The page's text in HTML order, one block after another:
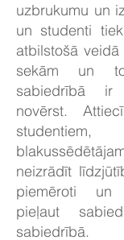
uzbrukumu un
un studenti
atbilstošā
sekām un
sabiedrībā ir
novērst.
neizrādīt
piemēroti un
pieļaut
sabiedrībā.